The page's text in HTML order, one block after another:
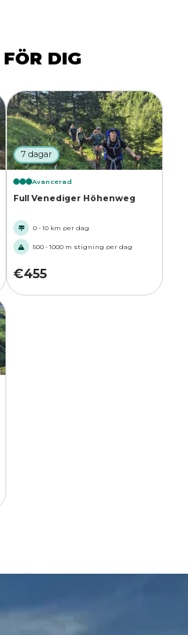
DIG
7 dagar
Avancerad
Full Venediger Höhenweg
0 - 10 km per dag
500 - 1000 m stigning per dag
€455